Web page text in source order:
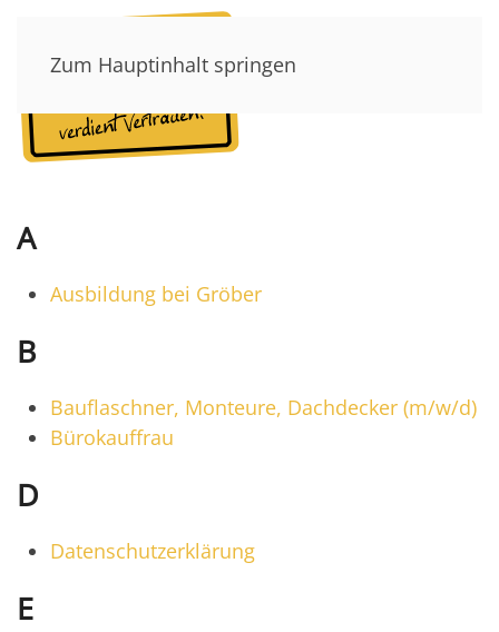
Zum Hauptinhalt springen
A
Ausbildung bei Gröber
B
Bauflaschner, Monteure, Dachdecker (m/w/d)
Bürokauffrau
D
Datenschutzerklärung
E